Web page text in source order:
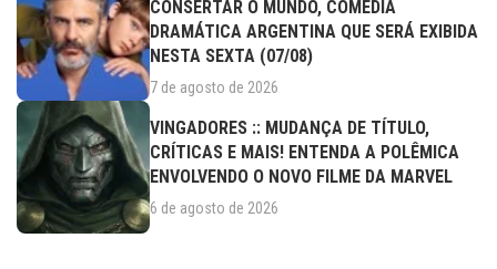
CONSERTAR O MUNDO, COMÉDIA
DRAMÁTICA ARGENTINA QUE SERÁ EXIBIDA
NESTA SEXTA (07/08)
7 de agosto de 2026
VINGADORES :: MUDANÇA DE TÍTULO,
CRÍTICAS E MAIS! ENTENDA A POLÊMICA
ENVOLVENDO O NOVO FILME DA MARVEL
6 de agosto de 2026